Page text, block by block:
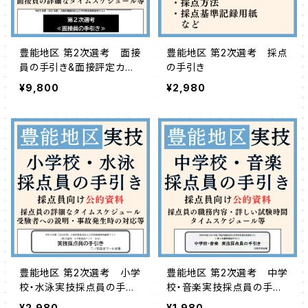
豊能地区 第2次選考 面接
員の手引き&面接評定カー
ド
¥9,800
豊能地区 第2次選考 採点
の手引き
¥2,980
豊能地区 第2次選考 小学
校・水泳実技採点員の手引
き
豊能地区 第2次選考 中学
校・音楽実技採点員の手引
き